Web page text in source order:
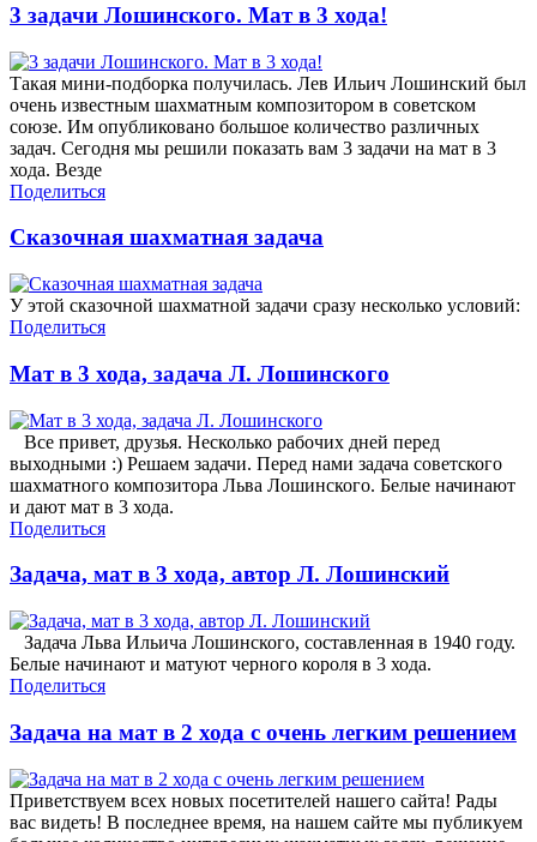
3 задачи Лошинского. Мат в 3 хода!
Такая мини-подборка получилась. Лев Ильич Лошинский был
очень известным шахматным композитором в советском
союзе. Им опубликовано большое количество различных
задач. Сегодня мы решили показать вам 3 задачи на мат в 3
хода. Везде
Поделиться
Сказочная шахматная задача
У этой сказочной шахматной задачи сразу несколько условий:
Поделиться
Мат в 3 хода, задача Л. Лошинского
Все привет, друзья. Несколько рабочих дней перед
выходными :) Решаем задачи. Перед нами задача советского
шахматного композитора Льва Лошинского. Белые начинают
и дают мат в 3 хода.
Поделиться
Задача, мат в 3 хода, автор Л. Лошинский
Задача Льва Ильича Лошинского, составленная в 1940 году.
Белые начинают и матуют черного короля в 3 хода.
Поделиться
Задача на мат в 2 хода с очень легким решением
Приветствуем всех новых посетителей нашего сайта! Рады
вас видеть! В последнее время, на нашем сайте мы публикуем